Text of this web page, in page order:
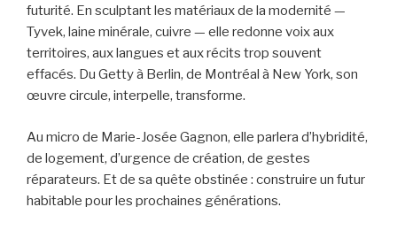
futurité. En sculptant les matériaux de la modernité —
Tyvek, laine minérale, cuivre — elle redonne voix aux
territoires, aux langues et aux récits trop souvent
effacés. Du Getty à Berlin, de Montréal à New York, son
œuvre circule, interpelle, transforme.
Au micro de Marie-Josée Gagnon, elle parlera d’hybridité,
de logement, d’urgence de création, de gestes
réparateurs. Et de sa quête obstinée : construire un futur
habitable pour les prochaines générations.